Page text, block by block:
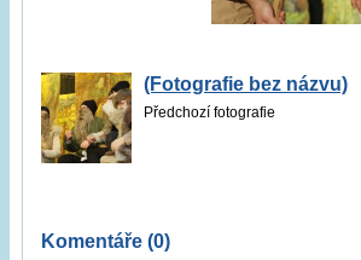
(Fotografie bez názvu)
Předchozí fotografie
Komentáře (0)